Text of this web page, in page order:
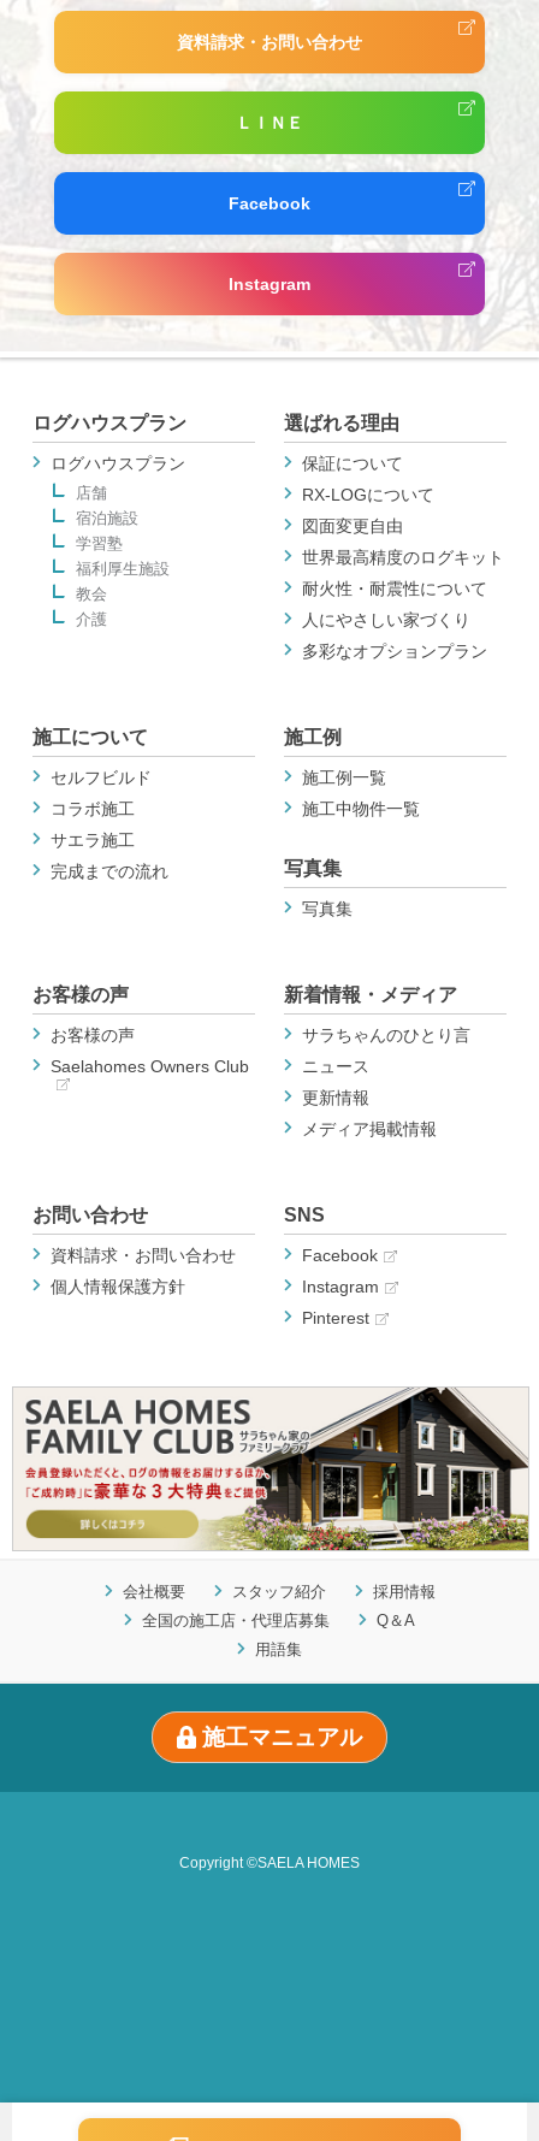
資料請求・お問い合わせ
ＬＩＮＥ
Facebook
Instagram
ログハウスプラン
ログハウスプラン
店舗
宿泊施設
学習塾
福利厚生施設
教会
介護
選ばれる理由
保証について
RX-LOGについて
図面変更自由
世界最高精度のログキット
耐火性・耐震性について
人にやさしい家づくり
多彩なオプションプラン
施工について
セルフビルド
コラボ施工
サエラ施工
完成までの流れ
施工例
施工例一覧
施工中物件一覧
写真集
写真集
お客様の声
お客様の声
Saelahomes Owners Club
新着情報・メディア
サラちゃんのひとり言
ニュース
更新情報
メディア掲載情報
お問い合わせ
資料請求・お問い合わせ
個人情報保護方針
SNS
Facebook
Instagram
Pinterest
会社概要 スタッフ紹介
採用情報
全国の施工店・代理店募集
Q＆A
用語集
施工マニュアル
Copyright ©SAELA HOMES